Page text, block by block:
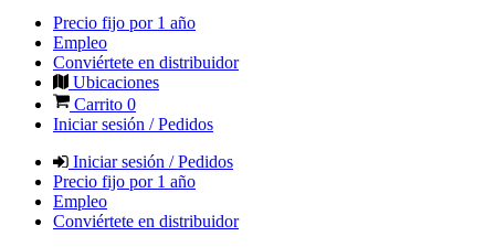
Precio fijo por 1 año
Empleo
Conviértete en distribuidor
Ubicaciones
Carrito 0
Iniciar sesión / Pedidos
Iniciar sesión / Pedidos
Precio fijo por 1 año
Empleo
Conviértete en distribuidor